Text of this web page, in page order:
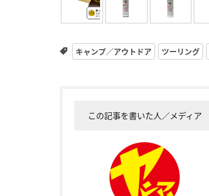
キャンプ／アウトドア ツーリング
この記事を書いた人／メディア